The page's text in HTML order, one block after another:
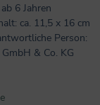
6 Jahren
ca. 11,5 x 16 cm
Person:
& Co. KG